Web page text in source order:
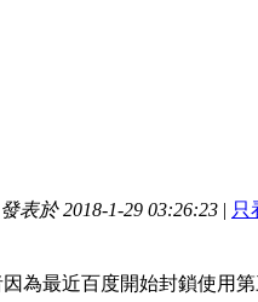
發表於 2018-1-29 03:26:23 | 只
因為最近百度開始封鎖使用